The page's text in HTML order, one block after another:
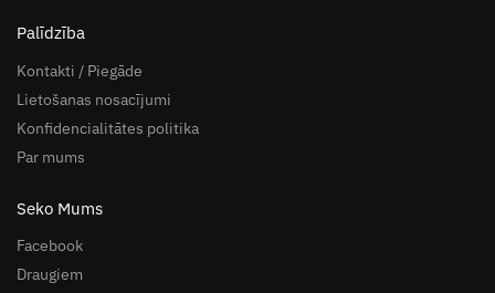
Palīdzība
Kontakti / Piegāde
Lietošanas nosacījumi
Konfidencialitātes politika
Par mums
Seko Mums
Facebook
Draugiem